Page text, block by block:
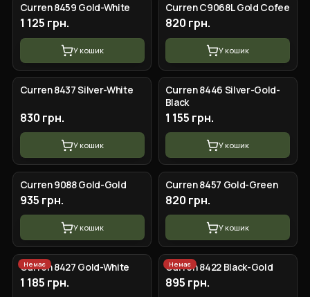
Curren 8459 Gold-White
1 125 грн.
У кошик
Curren C9068L Gold Cofee
820 грн.
У кошик
Curren 8437 Silver-White
830 грн.
У кошик
Curren 8446 Silver-Gold-
Black
1 155 грн.
У кошик
Curren 9088 Gold-Gold
935 грн.
У кошик
Curren 8457 Gold-Green
820 грн.
У кошик
Немає
Curren 8427 Gold-White
1 185 грн.
Немає
Curren 8422 Black-Gold
895 грн.